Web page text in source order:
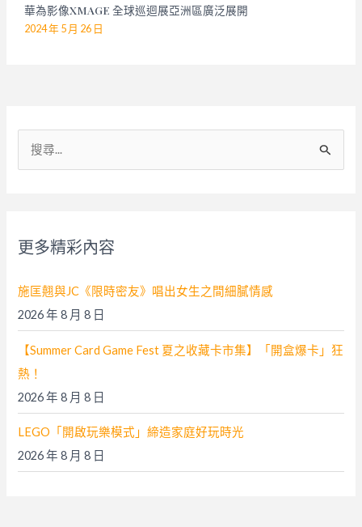
華為影像XMAGE 全球巡迴展亞洲區廣泛展開
2024 年 5 月 26 日
:
更多精彩內容
施匡翹與JC《限時密友》唱出女生之間細膩情感
2026 年 8 月 8 日
【Summer Card Game Fest 夏之收藏卡市集】「開盒爆卡」狂
熱！
2026 年 8 月 8 日
LEGO「開啟玩樂模式」締造家庭好玩時光
2026 年 8 月 8 日